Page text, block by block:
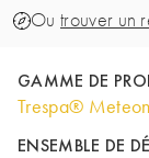
Ou trouver un
GAMME DE
Trespa®
ENSEMBLE DE